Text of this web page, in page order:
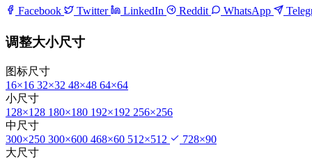
Facebook Twitter LinkedIn Reddit WhatsApp
调整大小尺寸
图标尺寸
16×16 32×32 48×48 64×64
小尺寸
128×128 180×180 192×192 256×256
中尺寸
300×250 300×600 468×60 512×512
728×90
大尺寸